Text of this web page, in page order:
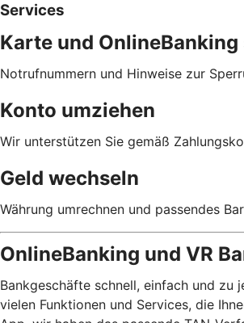
Services
Karte und OnlineBanking
Notrufnummern und Hinweise zur
Konto umziehen
Wir unterstützen Sie gemäß
Geld wechseln
Währung umrechnen und passendes
OnlineBanking und VR
Bankgeschäfte schnell, einfach und zu
vielen Funktionen und Services, die